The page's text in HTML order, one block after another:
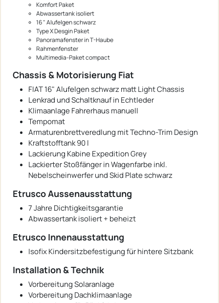
Komfort Paket
Abwassertank isoliert
16 " Alufelgen schwarz
Type X Desgin Paket
Panoramafenster in T-Haube
Rahmenfenster
Multimedia-Paket compact
Chassis & Motorisierung Fiat
FIAT 16" Alufelgen schwarz matt Light Chassis
Lenkrad und Schaltknauf in Echtleder
Klimaanlage Fahrerhaus manuell
Tempomat
Armaturenbrettveredlung mit Techno-Trim Design
Kraftstofftank 90 l
Lackierung Kabine Expedition Grey
Lackierter Stoßfänger in Wagenfarbe inkl.
Nebelscheinwerfer und Skid Plate schwarz
Etrusco Aussenausstattung
7 Jahre Dichtigkeitsgarantie
Abwassertank isoliert + beheizt
Etrusco Innenausstattung
Isofix Kindersitzbefestigung für hintere Sitzbank
Installation & Technik
Vorbereitung Solaranlage
Vorbereitung Dachklimaanlage